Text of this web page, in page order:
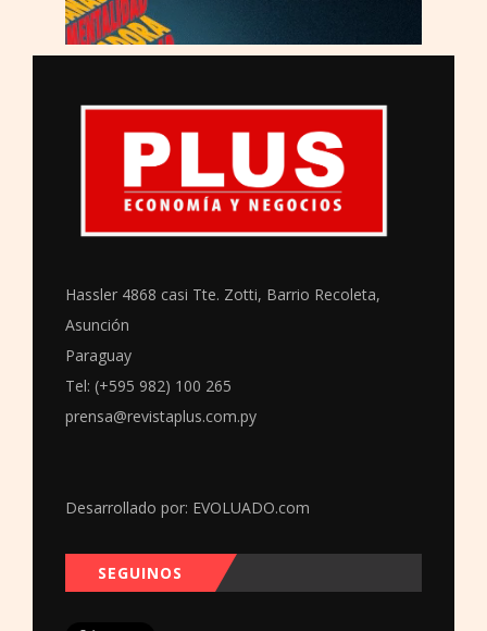
Hassler 4868 casi Tte. Zotti, Barrio Recoleta,
Asunción
Paraguay
Tel: (+595 982) 100 265
prensa@revistaplus.com.py
Desarrollado por: EVOLUADO.com
SEGUINOS